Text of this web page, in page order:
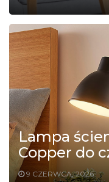
Lampa
Copper do
9 CZERWCA, 2026